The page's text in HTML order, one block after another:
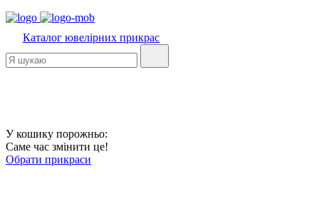
Каталог ювелірних прикрас
У кошику порожньо:
Саме час змінити це!
Обрати прикраси